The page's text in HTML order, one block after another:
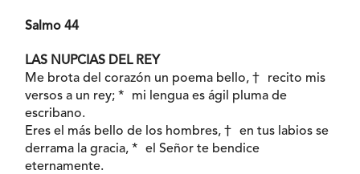
Salmo 44
LAS NUPCIAS DEL REY
Me brota del corazón un poema bello, † recito mis
versos a un rey; * mi lengua es ágil pluma de
escribano.
Eres el más bello de los hombres, † en tus labios se
derrama la gracia, * el Señor te bendice
eternamente.